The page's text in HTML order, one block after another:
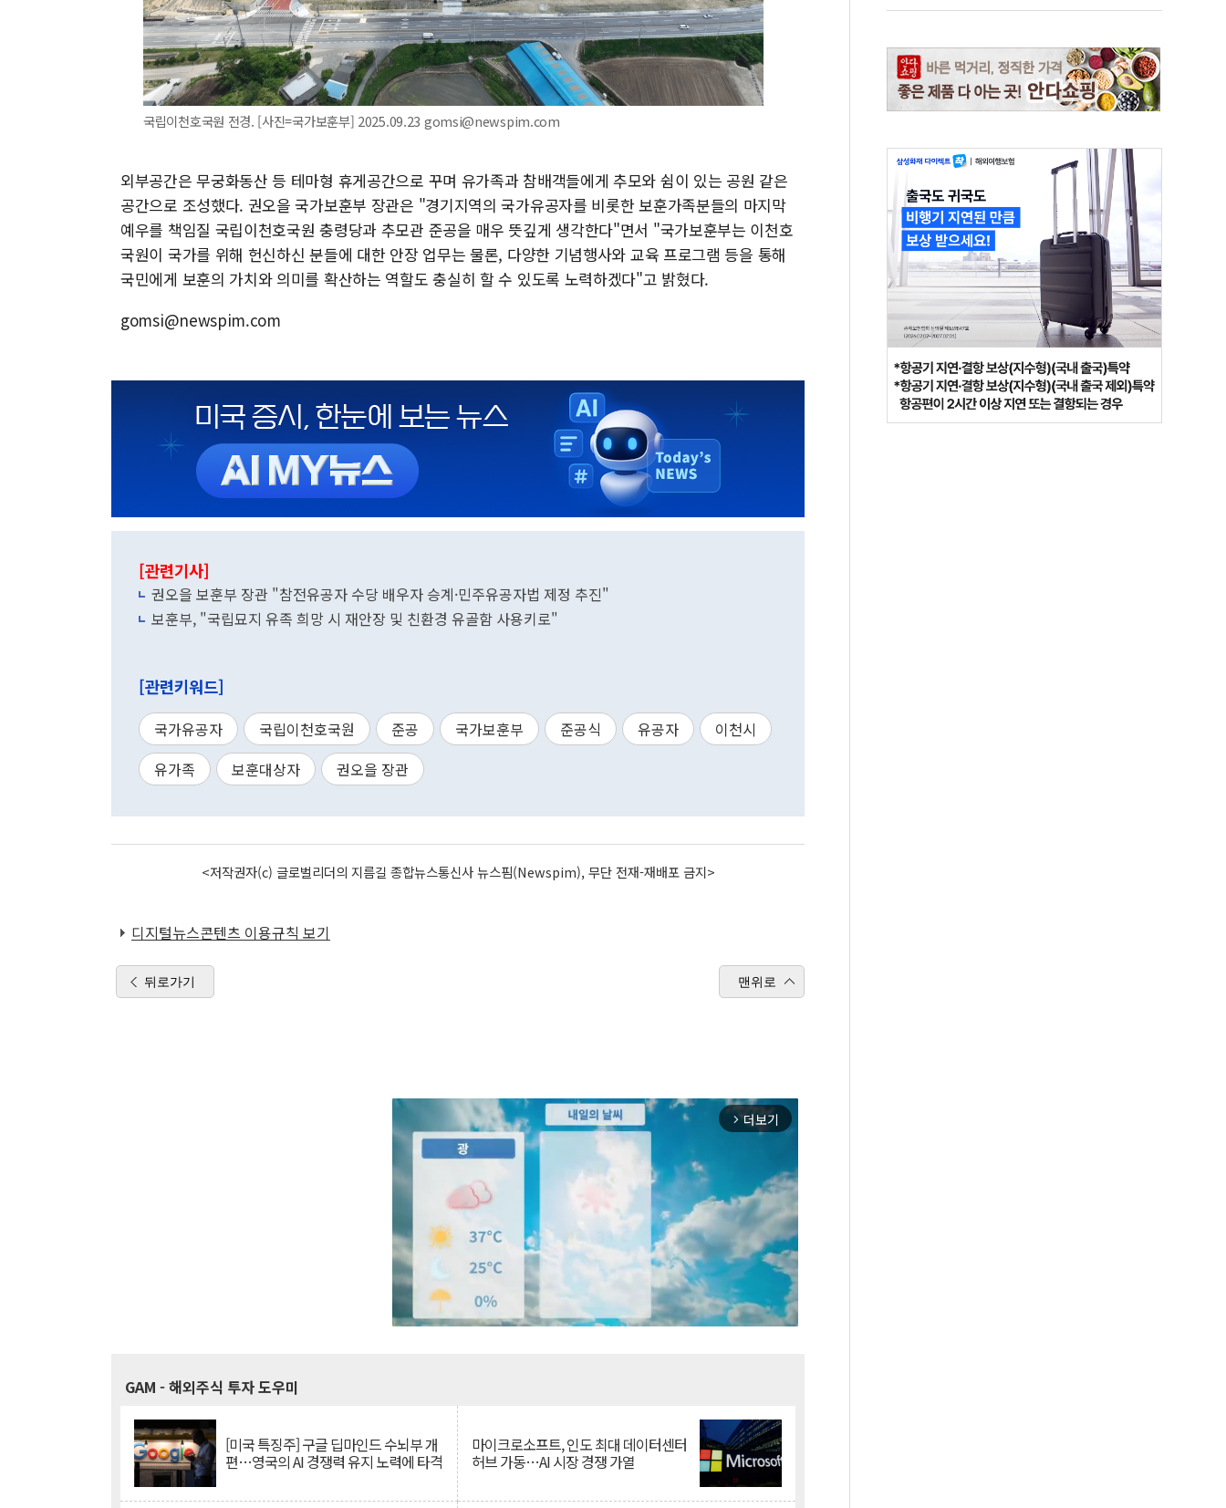
국립이천호국원 전경. [사진=국가보훈부] 2025.09.23 gomsi@newspim.com
외부공간은 무궁화동산 등 테마형 휴게공간으로 꾸며 유가족과 참배객들에게 추모와 쉼이 있는 공원 같은
공간으로 조성했다. 권오을 국가보훈부 장관은 "경기지역의 국가유공자를 비롯한 보훈가족분들의 마지막
예우를 책임질 국립이천호국원 충령당과 추모관 준공을 매우 뜻깊게 생각한다"면서 "국가보훈부는 이천호
국원이 국가를 위해 헌신하신 분들에 대한 안장 업무는 물론, 다양한 기념행사와 교육 프로그램 등을 통해
국민에게 보훈의 가치와 의미를 확산하는 역할도 충실히 할 수 있도록 노력하겠다"고 밝혔다.
gomsi@newspim.com
[관련기사]
권오을 보훈부 장관 "참전유공자 수당 배우자 승계·민주유공자법 제정 추진"
보훈부, "국립묘지 유족 희망 시 재안장 및 친환경 유골함 사용키로"
[관련키워드]
국가유공자 국립이천호국원 준공 국가보훈부 준공식 유공자
이천시
유가족
보훈대상자 권오을 장관
<저작권자(c) 글로벌리더의 지름길 종합뉴스통신사 뉴스핌(Newspim), 무단 전재-재배포 금지>
디지털뉴스콘텐츠 이용규칙 보기
뒤로가기 맨위로
arrow_forward_ios 더보기
GAM - 해외주식 투자 도우미
[미국 특징주] 구글 딥마인드 수뇌부 개
편…영국의 AI 경쟁력 유지 노력에 타격
마이크로소프트, 인도 최대 데이터센터
허브 가동…AI 시장 경쟁 가열